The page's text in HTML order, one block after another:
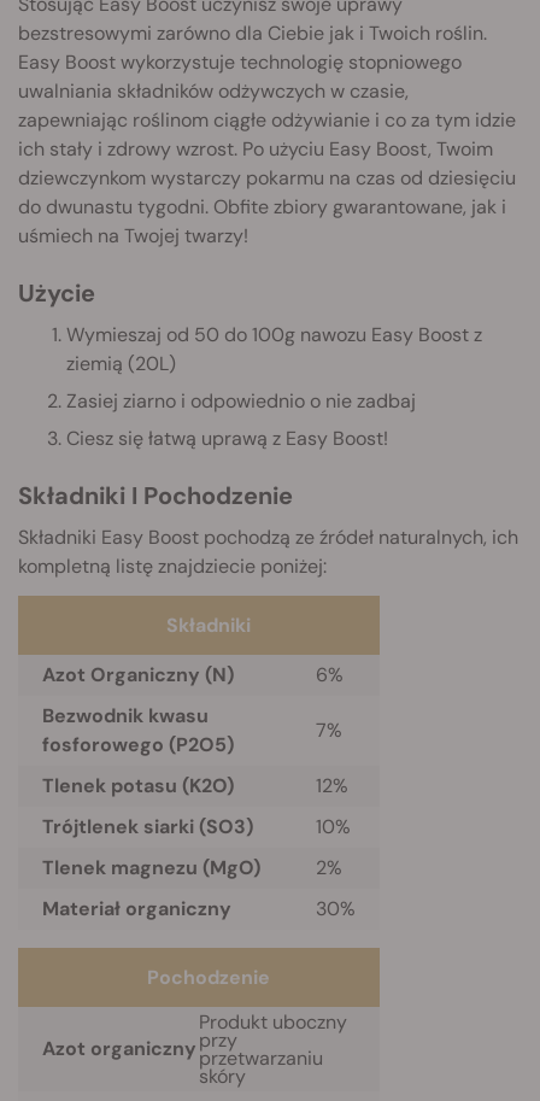
bezstresowymi zarówno dla Ciebie jak i Twoich roślin.
Easy Boost wykorzystuje technologię stopniowego
uwalniania składników odżywczych w czasie,
zapewniając roślinom ciągłe odżywianie i co za tym idzie
ich stały i zdrowy wzrost. Po użyciu Easy Boost, Twoim
dziewczynkom wystarczy pokarmu na czas od dziesięciu
do dwunastu tygodni. Obfite zbiory gwarantowane, jak i
uśmiech na Twojej twarzy!
Użycie
Wymieszaj od 50 do 100g nawozu Easy Boost z
ziemią (20L)
Zasiej ziarno i odpowiednio o nie zadbaj
Ciesz się łatwą uprawą z Easy Boost!
Składniki I Pochodzenie
Składniki Easy Boost pochodzą ze źródeł naturalnych, ich
kompletną listę znajdziecie poniżej:
Składniki
Azot Organiczny (N)
6%
Bezwodnik kwasu
fosforowego (P2O5)
7%
Tlenek potasu (K2O)
12%
Trójtlenek siarki (SO3)
10%
Tlenek magnezu (MgO)
2%
Materiał organiczny
30%
Pochodzenie
Azot organiczny
Produkt uboczny
przy
przetwarzaniu
skóry